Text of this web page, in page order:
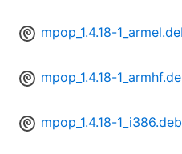
mpop_1.4.18-
mpop_1.4.18-
mpop_1.4.18-1_i386.deb